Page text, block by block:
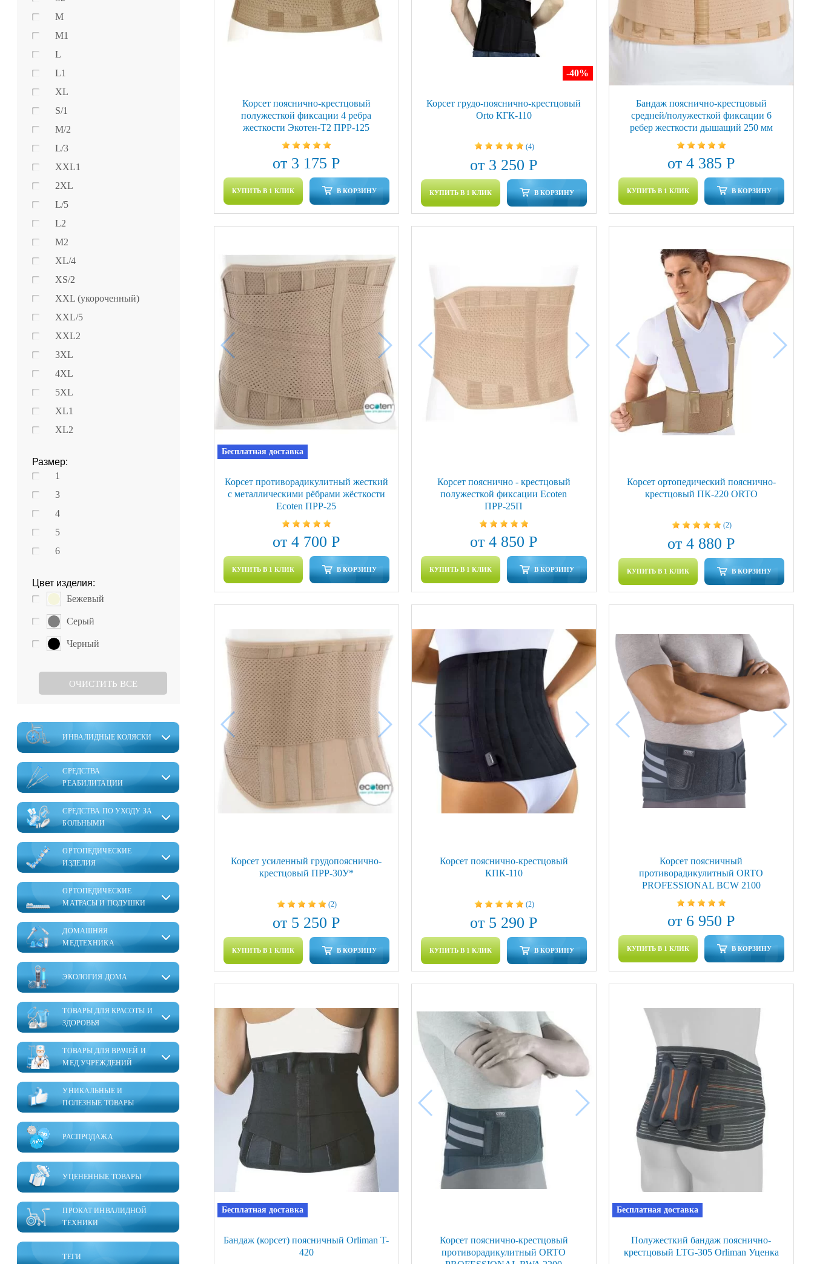
ИНВАЛИДНЫЕ КОЛЯСКИ
СРЕДСТВА
РЕАБИЛИТАЦИИ
СРЕДСТВА ПО УХОДУ ЗА
БОЛЬНЫМИ
ОРТОПЕДИЧЕСКИЕ
ИЗДЕЛИЯ
ОРТОПЕДИЧЕСКИЕ
МАТРАСЫ И ПОДУШКИ
ДОМАШНЯЯ
МЕДТЕХНИКА
ЭКОЛОГИЯ ДОМА
ТОВАРЫ ДЛЯ КРАСОТЫ И
ЗДОРОВЬЯ
ТОВАРЫ ДЛЯ ВРАЧЕЙ И
МЕД.УЧРЕЖДЕНИЙ
УНИКАЛЬНЫЕ И
ПОЛЕЗНЫЕ ТОВАРЫ
РАСПРОДАЖА
ПРОКАТ ИНВАЛИДНОЙ
ТЕХНИКИ
УЦЕНЕННЫЕ ТОВАРЫ
M
M1
L
L1
XL
S/1
M/2
L/3
XXL1
2XL
L/5
L2
M2
XL/4
XS/2
XXL (укороченный)
XXL/5
XXL2
3XL
4XL
5XL
XL1
XL2
Размер:
1
3
4
5
6
Цвет изделия:
Бежевый
Серый
Черный
ОЧИСТИТЬ ВСЕ
ТЕГИ
Корсет пояснично-крестцовый
полужесткой фиксации 4 ребра
жесткости Экотен-Т2 ПРР-125
от 3 175 Р
КУПИТЬ В 1 КЛИК В КОРЗИНУ
-40%
Корсет грудо-пояснично-крестцовый
Orto КГК-110
(4)
от 3 250 Р
КУПИТЬ В 1 КЛИК В КОРЗИНУ
Бандаж пояснично-крестцовый
средней/полужесткой фиксации 6
ребер жесткости дышащий 250 мм
Londvi
от 4 385 Р
КУПИТЬ В 1 КЛИК В КОРЗИНУ
Бесплатная доставка
Корсет противорадикулитный жесткий
с металлическими рёбрами жёсткости
Ecoten ПРР-25
от 4 700 Р
КУПИТЬ В 1 КЛИК В КОРЗИНУ
Корсет пояснично - крестцовый
полужесткой фиксации Ecoten
ПРР-25П
от 4 850 Р
КУПИТЬ В 1 КЛИК В КОРЗИНУ
Корсет ортопедический пояснично-
крестцовый ПК-220 ORTO
(2)
от 4 880 Р
КУПИТЬ В 1 КЛИК В КОРЗИНУ
Корсет усиленный грудопояснично-
крестцовый ПРР-30У*
(2)
от 5 250 Р
КУПИТЬ В 1 КЛИК В КОРЗИНУ
Корсет пояснично-крестцовый
КПК-110
(2)
от 5 290 Р
КУПИТЬ В 1 КЛИК В КОРЗИНУ
Корсет поясничный
противорадикулитный ORTO
PROFESSIONAL BCW 2100
от 6 950 Р
КУПИТЬ В 1 КЛИК В КОРЗИНУ
Бесплатная доставка
Бандаж (корсет) поясничный Orliman T-
420
Корсет пояснично-крестцовый
противорадикулитный ORTO
Бесплатная доставка
Полужесткий бандаж пояснично-
крестцовый LTG-305 Orliman Уценка